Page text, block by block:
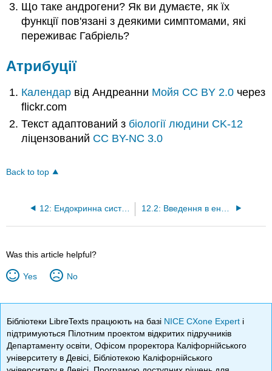
Що таке андрогени? Як ви думаєте, як їх
функції пов'язані з деякими симптомами, які
переживає Габріель?
Атрибуції
Календар від Андреанни Мойя CC BY 2.0 через
flickr.com
Текст адаптований з біології людини CK-12
ліцензований CC BY-NC 3.0
Back to top
12: Ендокринна система
Was this article helpful?
Yes No
Бібліотеки LibreTexts працюють на базі NICE CXone Expert і
підтримуються Пілотним проектом відкритих підручників
Департаменту освіти, Офісом проректора Каліфорнійського
університету в Девісі, Бібліотекою Каліфорнійського